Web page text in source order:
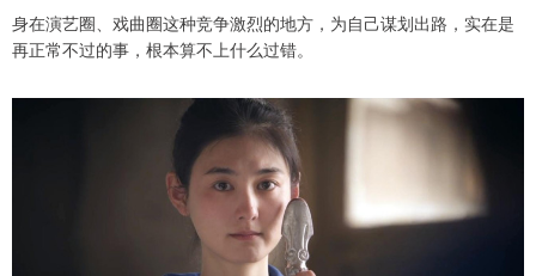
身在演艺圈、戏曲圈这种竞争激烈的地方，为自己谋划出路，实在是
再正常不过的事，根本算不上什么过错。